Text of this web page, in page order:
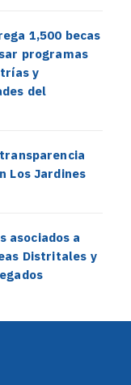
1,500 becas
programas
y
del
Los Jardines
asociados a
Distritales y